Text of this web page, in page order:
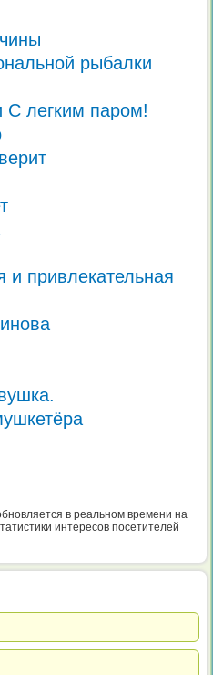
рыбалки
легким паром!
привлекательная
в реальном времени на
интересов посетителей